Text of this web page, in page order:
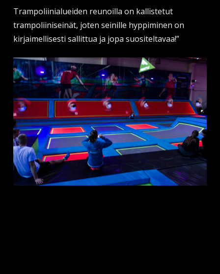
Trampoliinialueiden reunoilla on kallistetut
trampoliiniseinät, joten seinille hyppiminen on
kirjaimellisesti sallittua ja jopa suositeltavaa!”